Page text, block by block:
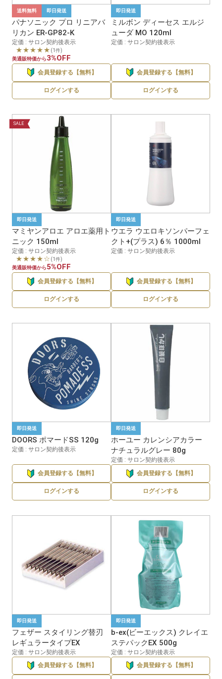
送料無料 即日発送
パナソニック プロ リニアバ
リカン ER-GP82-K
定価 : サロン契約後表示
★★★★★ (1件)
美通販特価から3%OFF
会員登録する【無料】
ログインする
即日発送
ミルボン ディーセス エルジ
ューダ MO 120ml
定価 : サロン契約後表示
会員登録する【無料】
ログインする
SALE
即日発送
マミヤンアロエ アロエ薬用ト
ニック 150ml
定価 : サロン契約後表示
★★★★☆ (1件)
美通販特価から5%OFF
会員登録する【無料】
ログインする
即日発送
ウエラ ウエロキソンパーフェ
クト+(プラス) 6％ 1000ml
定価 : サロン契約後表示
会員登録する【無料】
ログインする
即日発送
DOORS ポマードSS 120g
定価 : サロン契約後表示
会員登録する【無料】
ログインする
即日発送
ホーユー カレンシアカラー
ナチュラルグレー 80g
定価 : サロン契約後表示
会員登録する【無料】
ログインする
即日発送
フェザー スタイリング替刃
レギュラータイプEX
定価 : サロン契約後表示
会員登録する【無料】
即日発送
b-ex(ビーエックス) クレイエ
ステパックEX 500g
定価 : サロン契約後表示
会員登録する【無料】